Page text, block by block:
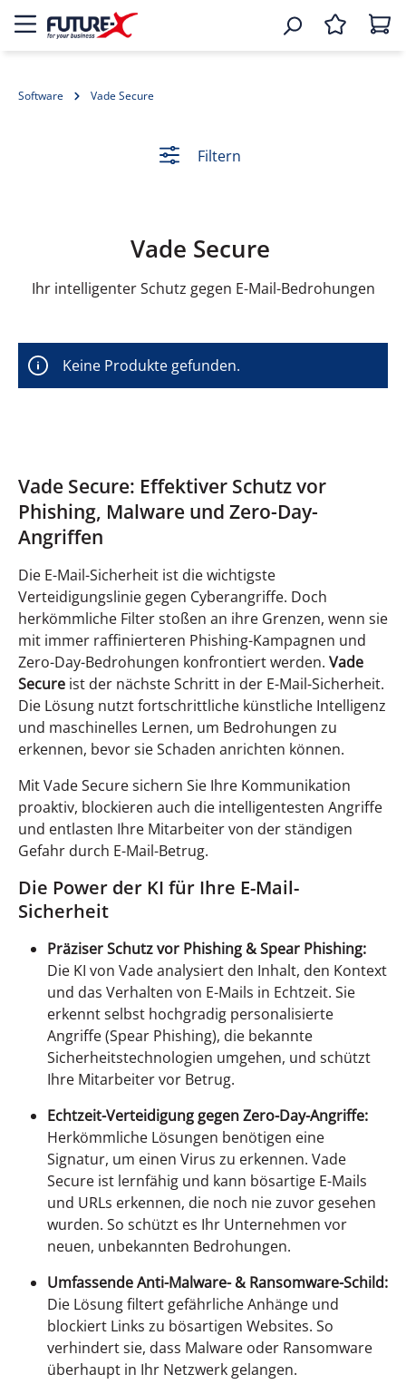
Software Vade Secure
Filtern
Vade Secure
Ihr intelligenter Schutz gegen E-Mail-Bedrohungen
Keine Produkte gefunden.
Vade Secure: Effektiver Schutz vor
Phishing, Malware und Zero-Day-
Angriffen
Die E-Mail-Sicherheit ist die wichtigste
Verteidigungslinie gegen Cyberangriffe. Doch
herkömmliche Filter stoßen an ihre Grenzen, wenn sie
mit immer raffinierteren Phishing-Kampagnen und
Zero-Day-Bedrohungen konfrontiert werden. Vade
Secure ist der nächste Schritt in der E-Mail-Sicherheit.
Die Lösung nutzt fortschrittliche künstliche Intelligenz
und maschinelles Lernen, um Bedrohungen zu
erkennen, bevor sie Schaden anrichten können.
Mit Vade Secure sichern Sie Ihre Kommunikation
proaktiv, blockieren auch die intelligentesten Angriffe
und entlasten Ihre Mitarbeiter von der ständigen
Gefahr durch E-Mail-Betrug.
Die Power der KI für Ihre E-Mail-
Sicherheit
Präziser Schutz vor Phishing & Spear Phishing:
Die KI von Vade analysiert den Inhalt, den Kontext
und das Verhalten von E-Mails in Echtzeit. Sie
erkennt selbst hochgradig personalisierte
Angriffe (Spear Phishing), die bekannte
Sicherheitstechnologien umgehen, und schützt
Ihre Mitarbeiter vor Betrug.
Echtzeit-Verteidigung gegen Zero-Day-Angriffe:
Herkömmliche Lösungen benötigen eine
Signatur, um einen Virus zu erkennen. Vade
Secure ist lernfähig und kann bösartige E-Mails
und URLs erkennen, die noch nie zuvor gesehen
wurden. So schützt es Ihr Unternehmen vor
neuen, unbekannten Bedrohungen.
Umfassende Anti-Malware- & Ransomware-Schild:
Die Lösung filtert gefährliche Anhänge und
blockiert Links zu bösartigen Websites. So
verhindert sie, dass Malware oder Ransomware
überhaupt in Ihr Netzwerk gelangen.